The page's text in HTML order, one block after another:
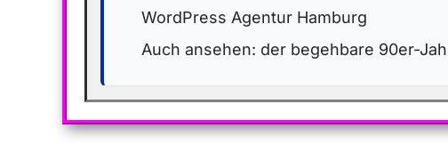
WordPress Agentur Hamburg
Auch ansehen: der begehbare 90er-